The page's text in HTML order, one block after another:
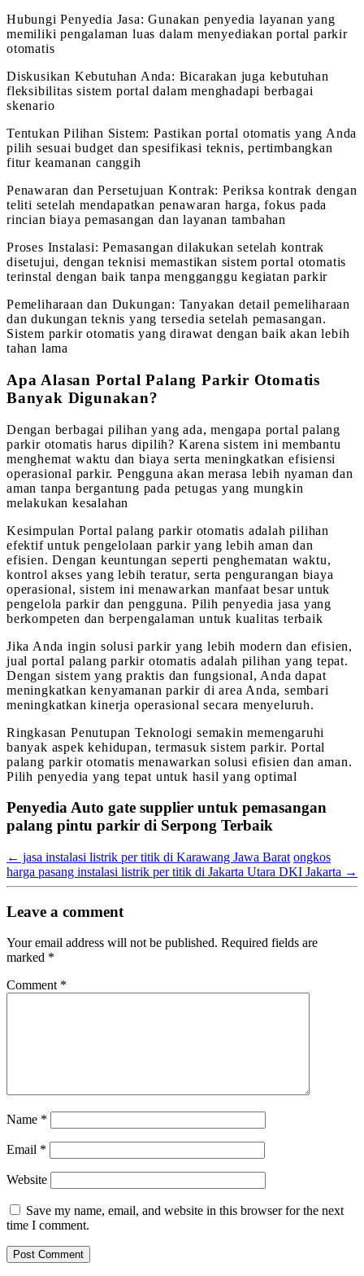
Hubungi Penyedia Jasa: Gunakan penyedia layanan yang
memiliki pengalaman luas dalam menyediakan portal parkir
otomatis
Diskusikan Kebutuhan Anda: Bicarakan juga kebutuhan
fleksibilitas sistem portal dalam menghadapi berbagai
skenario
Tentukan Pilihan Sistem: Pastikan portal otomatis yang Anda
pilih sesuai budget dan spesifikasi teknis, pertimbangkan
fitur keamanan canggih
Penawaran dan Persetujuan Kontrak: Periksa kontrak dengan
teliti setelah mendapatkan penawaran harga, fokus pada
rincian biaya pemasangan dan layanan tambahan
Proses Instalasi: Pemasangan dilakukan setelah kontrak
disetujui, dengan teknisi memastikan sistem portal otomatis
terinstal dengan baik tanpa mengganggu kegiatan parkir
Pemeliharaan dan Dukungan: Tanyakan detail pemeliharaan
dan dukungan teknis yang tersedia setelah pemasangan.
Sistem parkir otomatis yang dirawat dengan baik akan lebih
tahan lama
Apa Alasan Portal Palang Parkir Otomatis
Banyak Digunakan?
Dengan berbagai pilihan yang ada, mengapa portal palang
parkir otomatis harus dipilih? Karena sistem ini membantu
menghemat waktu dan biaya serta meningkatkan efisiensi
operasional parkir. Pengguna akan merasa lebih nyaman dan
aman tanpa bergantung pada petugas yang mungkin
melakukan kesalahan
Kesimpulan Portal palang parkir otomatis adalah pilihan
efektif untuk pengelolaan parkir yang lebih aman dan
efisien. Dengan keuntungan seperti penghematan waktu,
kontrol akses yang lebih teratur, serta pengurangan biaya
operasional, sistem ini menawarkan manfaat besar untuk
pengelola parkir dan pengguna. Pilih penyedia jasa yang
berkompeten dan berpengalaman untuk kualitas terbaik
Jika Anda ingin solusi parkir yang lebih modern dan efisien,
jual portal palang parkir otomatis adalah pilihan yang tepat.
Dengan sistem yang praktis dan fungsional, Anda dapat
meningkatkan kenyamanan parkir di area Anda, sembari
meningkatkan kinerja operasional secara menyeluruh.
Ringkasan Penutupan Teknologi semakin memengaruhi
banyak aspek kehidupan, termasuk sistem parkir. Portal
palang parkir otomatis menawarkan solusi efisien dan aman.
Pilih penyedia yang tepat untuk hasil yang optimal
Penyedia Auto gate supplier untuk pemasangan
palang pintu parkir di Serpong Terbaik
← jasa instalasi listrik per titik di Karawang Jawa Barat ongkos
harga pasang instalasi listrik per titik di Jakarta Utara DKI Jakarta →
Leave a comment
Your email address will not be published. Required fields are
marked *
Comment *
Name *
Email *
Website
Save my name, email, and website in this browser for the next
time I comment.